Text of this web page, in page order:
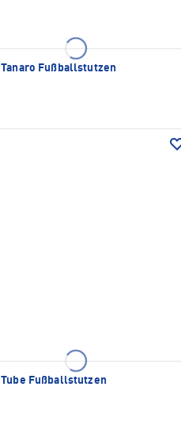
Tanaro Fußballstutzen
Tube Fußballstutzen